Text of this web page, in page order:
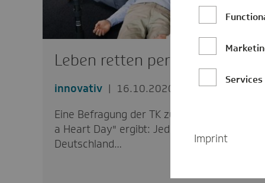
Leben retten per App
innovativ
16.10.2020
Eine Befragung der TK zum "World Restart
a Heart Day" ergibt: Jeder Vierte in
Deutschland…
Services
Imprint